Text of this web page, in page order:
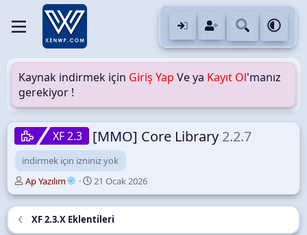
Kaynak indirmek için Giriş Yap Ve ya Kayıt Ol'manız
gerekiyor !
XF 2.3 [MMO] Core Library 2.2.7
indirmek için izniniz yok
Y
a
z
Ap Yazılım
O
l
u
ş
21 Ocak 2026
XF 2.3.X Eklentileri